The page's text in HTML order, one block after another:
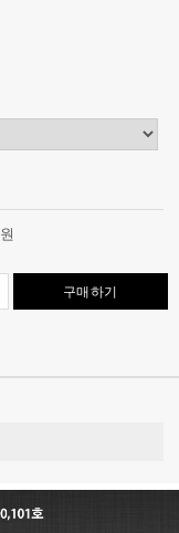
원
구매하기